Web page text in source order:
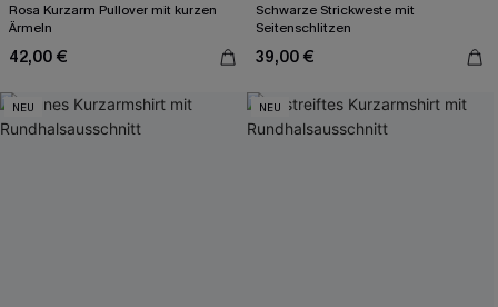
Rosa Kurzarm Pullover mit kurzen
Ärmeln
42,00 €
Schwarze Strickweste mit
Seitenschlitzen
39,00 €
NEU NEU